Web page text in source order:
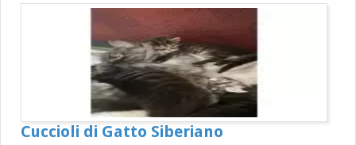
Cuccioli di Gatto Siberiano